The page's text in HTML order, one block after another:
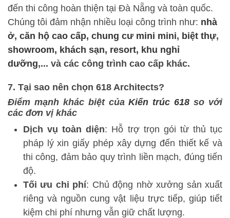
đến thi công hoàn thiện tại Đà Nẵng và toàn quốc.
Chúng tôi đảm nhận nhiều loại công trình như: nhà
ở, căn hộ cao cấp, chung cư mini mini, biệt thự,
showroom, khách sạn, resort, khu nghỉ
dưỡng,... và các công trình cao cấp khác.
7. Tại sao nên chọn 618 Architects?
Điểm mạnh khác biệt củaKiến trúc 618 so với
các đơn vị khác
Dịch vụ toàn diện: Hỗ trợ trọn gói từ thủ tục
pháp lý xin giấy phép xây dựng đến thiết kế và
thi công, đảm bảo quy trình liền mạch, đúng tiến
độ.
Tối ưu chi phí: Chủ động nhờ xưởng sản xuất
riêng và nguồn cung vật liệu trực tiếp, giúp tiết
kiệm chi phí nhưng vẫn giữ chất lượng.